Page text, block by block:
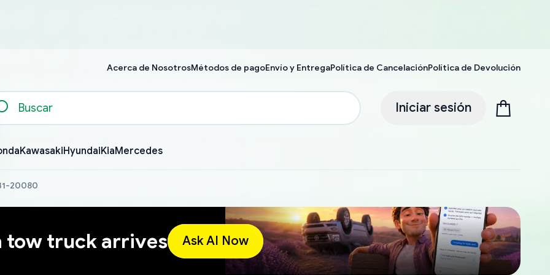
Acerca de NosotrosMétodos de pagoEnvío y EntregaPolítica de CancelaciónPolítica de Devolución
Iniciar sesión
KawasakiHyundaiKiaMercedes
20080
tow truck arrives Ask AI Now